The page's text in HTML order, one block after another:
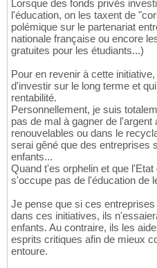
Lorsque des fonds privés
l'éducation, on les taxent de
polémique sur le partenariat
nationale française ou encore
gratuites pour les étudiants...)
Pour en revenir à cette
d'investir sur le long terme et
rentabilité.
Personnellement, je suis
pas de mal à gagner de l'argent
renouvelables ou dans le
serai gêné que des entreprises
enfants...
Quand t'es orphelin et que
s'occupe pas de l'éducation de
Je pense que si ces
dans ces initiatives, ils
enfants. Au contraire, ils les
esprits critiques afin de mieux
entoure.